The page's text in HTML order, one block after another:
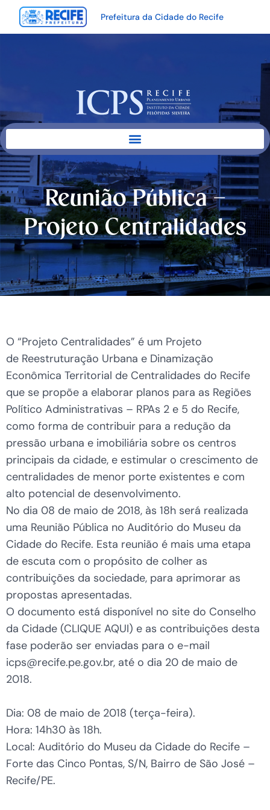
Prefeitura da Cidade do Recife
Reunião Pública –
Projeto Centralidades
O “Projeto Centralidades” é um Projeto
de Reestruturação Urbana e Dinamização
Econômica Territorial de Centralidades do Recife
que se propõe a elaborar planos para as Regiões
Político Administrativas – RPAs 2 e 5 do Recife,
como forma de contribuir para a redução da
pressão urbana e imobiliária sobre os centros
principais da cidade, e estimular o crescimento de
centralidades de menor porte existentes e com
alto potencial de desenvolvimento.
No dia 08 de maio de 2018, às 18h será realizada
uma Reunião Pública no Auditório do Museu da
Cidade do Recife. Esta reunião é mais uma etapa
de escuta com o propósito de colher as
contribuições da sociedade, para aprimorar as
propostas apresentadas.
O documento está disponível no site do Conselho
da Cidade (CLIQUE AQUI) e as contribuições desta
fase poderão ser enviadas para o e-mail
icps@recife.pe.gov.br, até o dia 20 de maio de
2018.
Dia: 08 de maio de 2018 (terça-feira).
Hora: 14h30 às 18h.
Local: Auditório do Museu da Cidade do Recife –
Forte das Cinco Pontas, S/N, Bairro de São José –
Recife/PE.